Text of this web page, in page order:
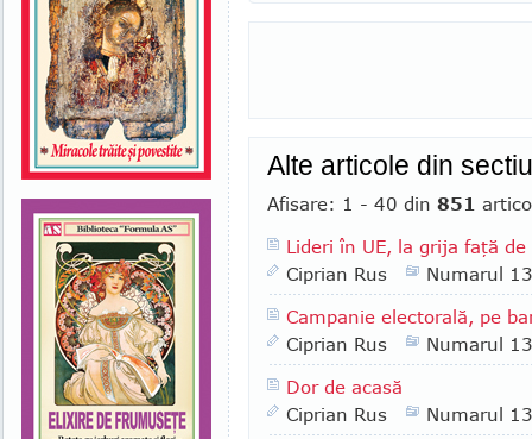
Alte articole din
Afisare: 1 - 40 din 851
Lideri în UE, la grija faţă
Ciprian Rus
Numarul
Campanie electorală, pe
Ciprian Rus
Numarul
Dor de acasă
Ciprian Rus
Numarul